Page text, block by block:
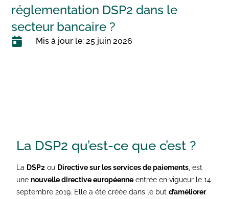
réglementation DSP2 dans le
secteur bancaire ?
Mis à jour le: 25 juin 2026
La DSP2 qu’est-ce que c’est ?
La DSP2 ou Directive sur les services de paiements , est
unenouvelle directive européenne entrée en vigueur le 14
septembre 2019. Elle a été créée dans le butd’améliorer